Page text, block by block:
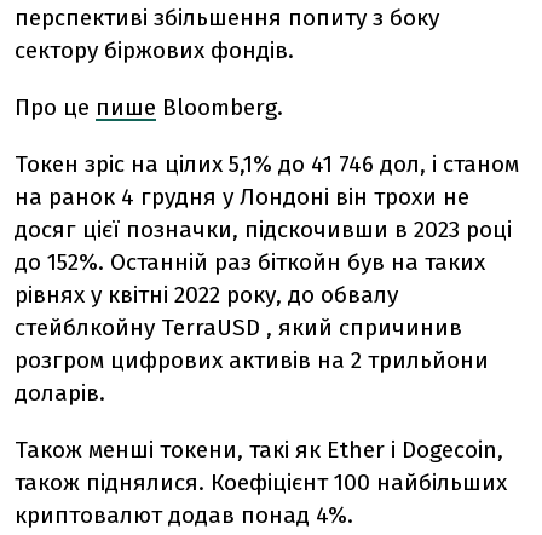
перспективі збільшення попиту з боку
сектору біржових фондів.
Про це пише Bloomberg.
Токен зріс на цілих 5,1% до 41 746 дол, і станом
на ранок 4 грудня у Лондоні він трохи не
досяг цієї позначки, підскочивши в 2023 році
до 152%. Останній раз біткойн був на таких
рівнях у квітні 2022 року, до обвалу
стейблкойну TerraUSD , який спричинив
розгром цифрових активів на 2 трильйони
доларів.
Також менші токени, такі як Ether і Dogecoin,
також піднялися. Коефіцієнт 100 найбільших
криптовалют додав понад 4%.